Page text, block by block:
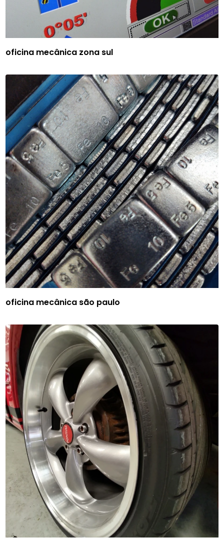
oficina mecânica zona sul
oficina mecânica são paulo